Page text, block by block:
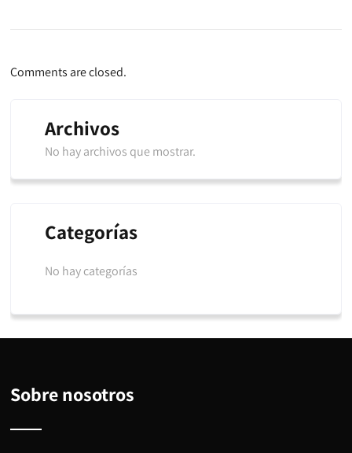
Comments are closed.
Archivos
No hay archivos que mostrar.
Categorías
No hay categorías
Sobre nosotros